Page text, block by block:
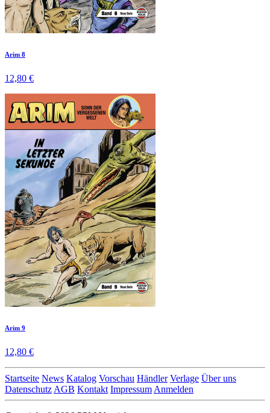
Arim 8
12,80 €
Arim 9
12,80 €
Startseite News Katalog Vorschau Händler Verlage Über uns
Datenschutz AGB Kontakt Impressum Anmelden